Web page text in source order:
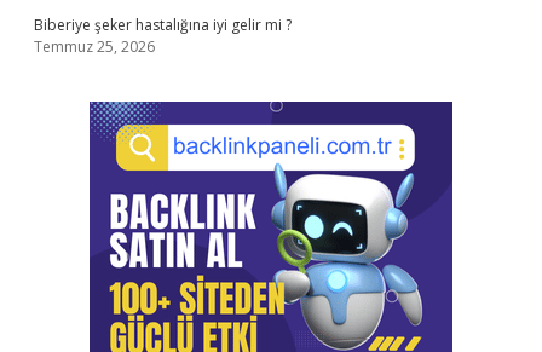
Biberiye şeker hastalığına iyi gelir mi ?
Temmuz 25, 2026